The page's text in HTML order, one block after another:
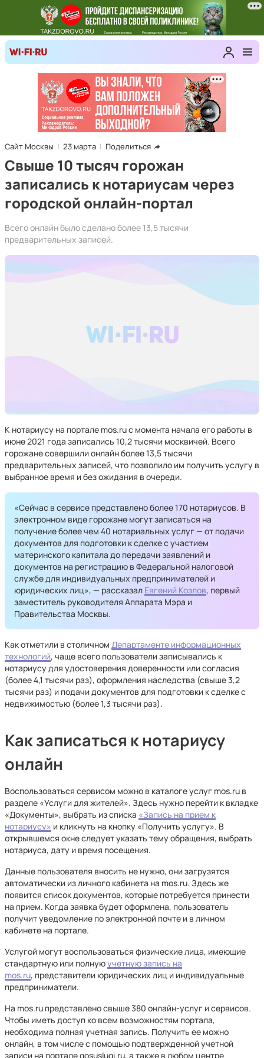
Сайт Москвы 23 марта Поделиться
Свыше 10 тысяч горожан
записались к нотариусам через
городской онлайн-портал
Всего онлайн было сделано более 13,5 тысячи
предварительных записей.
К нотариусу на портале mos.ru с момента начала его работы в
июне 2021 года записались 10,2 тысячи москвичей. Всего
горожане совершили онлайн более 13,5 тысячи
предварительных записей, что позволило им получить услугу в
выбранное время и без ожидания в очереди.
«Сейчас в сервисе представлено более 170 нотариусов. В
электронном виде горожане могут записаться на
получение более чем 40 нотариальных услуг — от подачи
документов для подготовки к сделке с участием
материнского капитала до передачи заявлений и
документов на регистрацию в Федеральной налоговой
службе для индивидуальных предпринимателей и
юридических лиц», — рассказал Евгений Козлов, первый
заместитель руководителя Аппарата Мэра и
Правительства Москвы.
Как отметили в столичном Департаменте информационных
технологий, чаще всего пользователи записывались к
нотариусу для удостоверения доверенности или согласия
(более 4,1 тысячи раз), оформления наследства (свыше 3,2
тысячи раз) и подачи документов для подготовки к сделке с
недвижимостью (более 1,3 тысячи раз).
Как записаться к нотариусу
онлайн
Воспользоваться сервисом можно в каталоге услуг mos.ru в
разделе «Услуги для жителей». Здесь нужно перейти к вкладке
«Документы», выбрать из списка «Запись на прием к
нотариусу» и кликнуть на кнопку «Получить услугу». В
открывшемся окне следует указать тему обращения, выбрать
нотариуса, дату и время посещения.
Данные пользователя вносить не нужно, они загрузятся
автоматически из личного кабинета на mos.ru. Здесь же
появится список документов, которые потребуется принести
на прием. Когда заявка будет оформлена, пользователь
получит уведомление по электронной почте и в личном
кабинете на портале.
Услугой могут воспользоваться физические лица, имеющие
стандартную или полнуюучетную запись на
mos.ru, представители юридических лиц и индивидуальные
предприниматели.
На mos.ru представлено свыше 380 онлайн-услуг и сервисов.
Чтобы иметь доступ ко всем возможностям портала,
необходима полная учетная запись. Получить ее можно
онлайн, в том числе с помощью подтвержденной учетной
записи на портале gosuslugi.ru, а также в любом центре